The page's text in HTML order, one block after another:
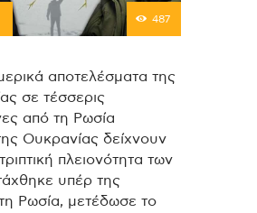
487
αποτελέσματα της
σε τέσσερις
από τη Ρωσία
Ουκρανίας δείχνουν
πλειονότητα των
υπέρ της
Ρωσία, μετέδωσε το